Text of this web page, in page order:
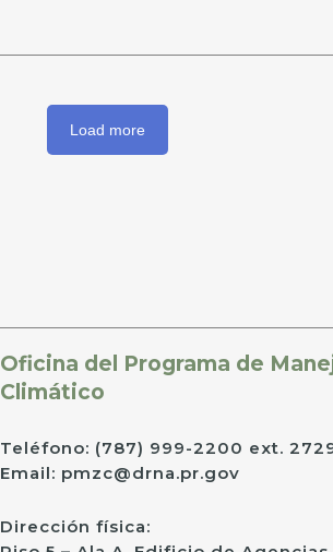
Load more
Oficina del Programa de
Climático
Teléfono: (787) 999-2200 ext.
Email: pmzc@drna.pr.gov
Dirección física: